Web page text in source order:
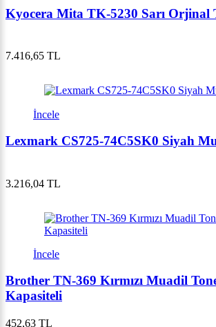
Kyocera Mita TK-5230 Sarı Orjinal
7.416,65 TL
İncele
Lexmark CS725-74C5SK0 Siyah
3.216,04 TL
İncele
Brother TN-369 Kırmızı Muadil
Kapasiteli
452,63 TL